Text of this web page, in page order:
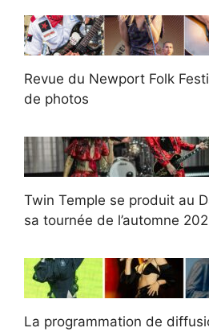
Revue du Newport Folk
de photos
Twin Temple se produit au
sa tournée de l’automne
La programmation de